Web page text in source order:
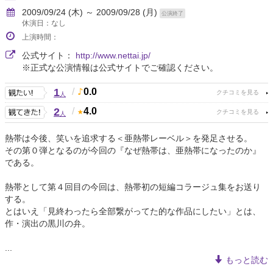
2009/09/24 (木) ～ 2009/09/28 (月)
公演終了
休演日：なし
上演時間：
公式サイト： http://www.nettai.jp/
※正式な公演情報は公式サイトでご確認ください。
1人 / 0.0
2人 / 4.0
熱帯は今後、笑いを追求する＜亜熱帯レーベル＞を発足させる。
その第０弾となるのが今回の『なぜ熱帯は、亜熱帯になったのか』
である。
熱帯として第４回目の今回は、熱帯初の短編コラージュ集をお送り
する。
とはいえ「見終わったら全部繋がってた的な作品にしたい」とは、
作・演出の黒川の弁。
もっと読む